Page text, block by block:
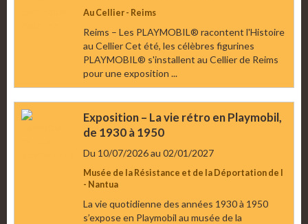
Au Cellier - Reims
Reims – Les PLAYMOBIL® racontent l'Histoire
au Cellier Cet été, les célèbres figurines
PLAYMOBIL® s'installent au Cellier de Reims
pour une exposition ...
Exposition – La vie rétro en Playmobil,
de 1930 à 1950
Du 10/07/2026au 02/01/2027
Musée de la Résistance et de la Déportation de l
- Nantua
La vie quotidienne des années 1930 à 1950
s’expose en Playmobil au musée de la